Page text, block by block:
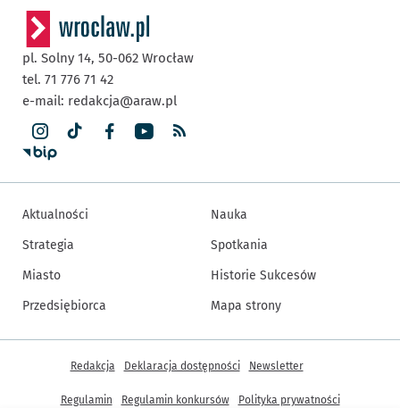
pl. Solny 14, 50-062 Wrocław
tel. 71 776 71 42
e-mail: redakcja@araw.pl
Aktualności
Strategia
Miasto
Przedsiębiorca
Nauka
Spotkania
Historie Sukcesów
Mapa strony
Inne informacje
Redakcja Deklaracja dostępności Newsletter
Regulamin Regulamin konkursów Polityka prywatności